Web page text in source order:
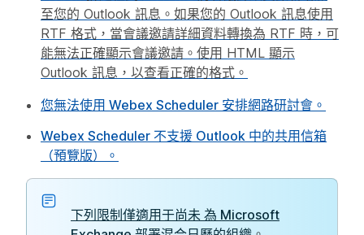
至您的 Outlook 訊息。如果您的 Outlook 訊息使用
RTF 格式，當會議邀請詳細資料轉換為 RTF 時，可
能無法正確顯示會議邀請。使用 HTML 顯示
Outlook 訊息，以查看正確的格式。
您無法使用 Webex Scheduler 安排網路研討會。
Webex Scheduler 不支援 Outlook 中的共用信箱
（預覽版）。
下列限制僅適用于尚未 為 Microsoft